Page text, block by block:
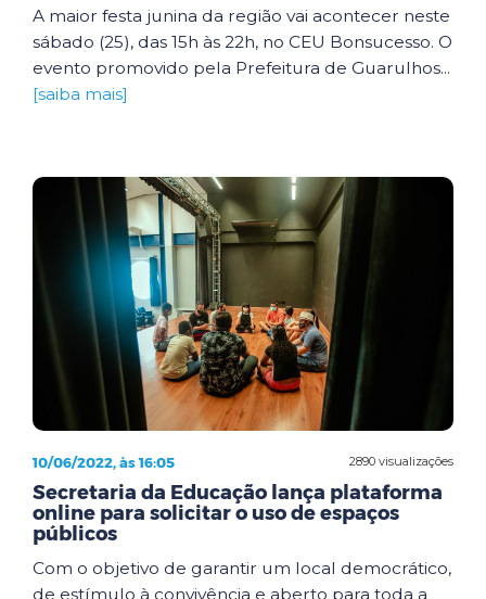
A maior festa junina da região vai acontecer neste
sábado (25), das 15h às 22h, no CEU Bonsucesso. O
evento promovido pela Prefeitura de Guarulhos...
[saiba mais]
2890 visualizações
10/06/2022, às 16:05
Secretaria da Educação lança plataforma
online para solicitar o uso de espaços
públicos
Com o objetivo de garantir um local democrático,
de estímulo à convivência e aberto para toda a